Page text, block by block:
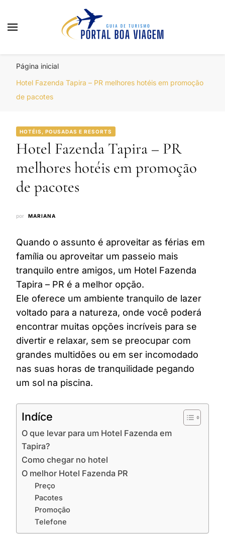
Página inicial
Hotel Fazenda Tapira – PR melhores hotéis em promoção
de pacotes
HOTÉIS, POUSADAS E RESORTS
Hotel Fazenda Tapira – PR
melhores hotéis em promoção
de pacotes
por MARIANA
Quando o assunto é aproveitar as férias em
família ou aproveitar um passeio mais
tranquilo entre amigos, um Hotel Fazenda
Tapira – PR é a melhor opção.
Ele oferece um ambiente tranquilo de lazer
voltado para a natureza, onde você poderá
encontrar muitas opções incríveis para se
divertir e relaxar, sem se preocupar com
grandes multidões ou em ser incomodado
nas suas horas de tranquilidade pegando
um sol na piscina.
Indíce
O que levar para um Hotel Fazenda em
Tapira?
Como chegar no hotel
O melhor Hotel Fazenda PR
Preço
Pacotes
Promoção
Telefone